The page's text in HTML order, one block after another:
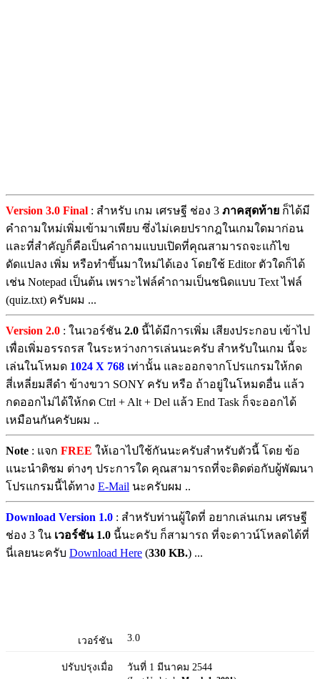
Version 3.0 Final : สำหรับ เกม เศรษฐี ช่อง 3 ภาคสุดท้าย ก็ได้มี
คำถามใหม่เพิ่มเข้ามาเพียบ ซึ่งไม่เคยปรากฎในเกมใดมาก่อน
และที่สำคัญก็คือเป็นคำถามแบบเปิดที่คุณสามารถจะแก้ไข
ดัดแปลง เพิ่ม หรือทำขึ้นมาใหม่ได้เอง โดยใช้ Editor ตัวใดก็ได้
เช่น Notepad เป็นต้น เพราะไฟล์คำถามเป็นชนิดแบบ Text ไฟล์
(quiz.txt) ครับผม ...
Version 2.0 : ในเวอร์ชัน 2.0 นี้ได้มีการเพิ่ม เสียงประกอบ เข้าไป
เพื่อเพิ่มอรรถรส ในระหว่างการเล่นนะครับ สำหรับในเกม นี้จะ
เล่นในโหมด 1024 X 768 เท่านั้น และออกจากโปรแกรมให้กด
สี่เหลี่ยมสีดำ ข้างขวา SONY ครับ หรือ ถ้าอยู่ในโหมดอื่น แล้ว
กดออกไม่ได้ให้กด Ctrl + Alt + Del แล้ว End Task ก็จะออกได้
เหมือนกันครับผม ..
Note : แจก FREE ให้เอาไปใช้กันนะครับสำหรับตัวนี้ โดย ข้อ
แนะนำติชม ต่างๆ ประการใด คุณสามารถที่จะติดต่อกับผู้พัฒนา
โปรแกรมนี้ได้ทาง E-Mail นะครับผม ..
Download Version 1.0 : สำหรับท่านผู้ใดที่ อยากเล่นเกม เศรษฐี
ช่อง 3 ใน เวอร์ชัน 1.0 นี้นะครับ ก็สามารถ ที่จะดาวน์โหลดได้ที่
นี่เลยนะครับ Download Here (330 KB.) ...
เวอร์ชัน 3.0
ปรับปรุงเมื่อ วันที่ 1 มีนาคม 2544